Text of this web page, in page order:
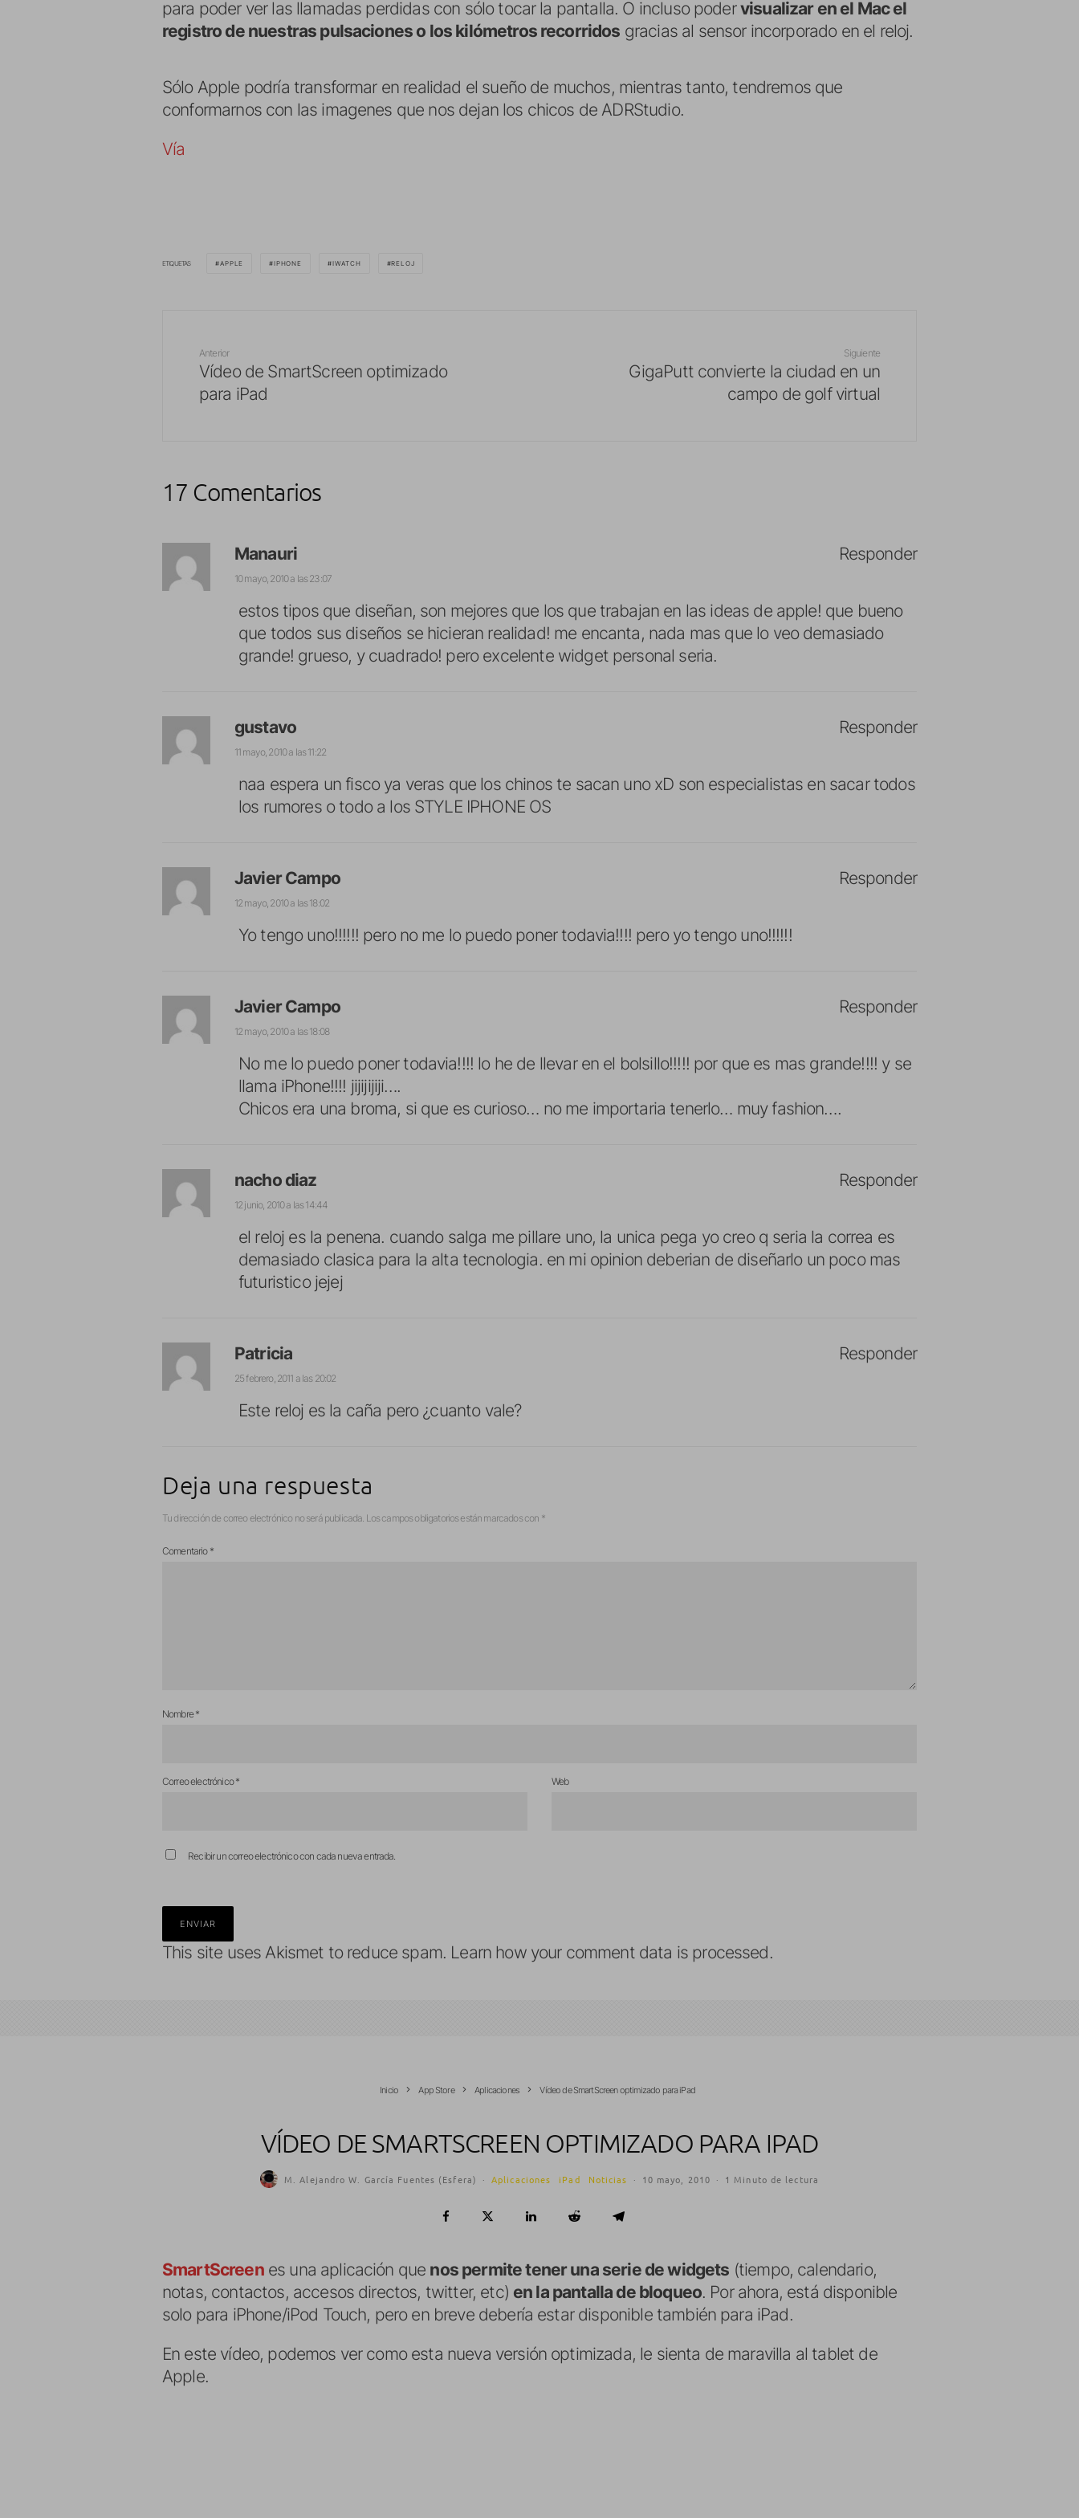
para poder ver las llamadas perdidas con sólo tocar la pantalla. O incluso podervisualizar en el Mac el
registro de nuestras pulsaciones o los kilómetros recorridos gracias al sensor incorporado en el reloj.
Sólo Apple podría transformar en realidad el sueño de muchos, mientras tanto, tendremos que
conformarnos con las imagenes que nos dejan los chicos de ADRStudio.
Vía
ETIQUETAS APPLE IPHONE IWATCH RELOJ
Anterior
Vídeo de SmartScreen optimizado
para iPad
Siguiente
GigaPutt convierte la ciudad en un
campo de golf virtual
17 Comentarios
Manauri
10 mayo, 2010 a las 23:07
estos tipos que diseñan, son mejores que los que trabajan en las ideas de apple! que bueno
que todos sus diseños se hicieran realidad! me encanta, nada mas que lo veo demasiado
grande! grueso, y cuadrado! pero excelente widget personal seria.
Responder
gustavo
11 mayo, 2010 a las 11:22
naa espera un fisco ya veras que los chinos te sacan uno xD son especialistas en sacar todos
los rumores o todo a los STYLE IPHONE OS
Responder
Javier Campo
12 mayo, 2010 a las 18:02
Yo tengo uno!!!!!! pero no me lo puedo poner todavia!!!! pero yo tengo uno!!!!!!
Responder
Javier Campo
12 mayo, 2010 a las 18:08
No me lo puedo poner todavia!!!! lo he de llevar en el bolsillo!!!!! por que es mas grande!!!! y se
llama iPhone!!!! jijijijiji….
Chicos era una broma, si que es curioso… no me importaria tenerlo… muy fashion….
Responder
nacho diaz
12 junio, 2010 a las 14:44
el reloj es la penena. cuando salga me pillare uno, la unica pega yo creo q seria la correa es
demasiado clasica para la alta tecnologia. en mi opinion deberian de diseñarlo un poco mas
futuristico jejej
Responder
Patricia
25 febrero, 2011 a las 20:02
Este reloj es la caña pero ¿cuanto vale?
Responder
Deja una respuesta
Tu dirección de correo electrónico no será publicada. Los campos obligatorios están marcados con *
Comentario *
Nombre*
Correo electrónico* Web
Recibir un correo electrónico con cada nueva entrada.
This site uses Akismet to reduce spam. Learn how your comment data is processed.
Inicio App Store Aplicaciones Vídeo de SmartScreen optimizado para iPad
VÍDEO DE SMARTSCREEN OPTIMIZADO PARA IPAD
M. Alejandro W. García Fuentes (Esfera) · Aplicaciones iPad Noticias · 10 mayo, 2010 · 1 Minuto de lectura
SmartScreenes una aplicación que nos permite tener una serie de widgets (tiempo, calendario,
notas, contactos, accesos directos, twitter, etc) en la pantalla de bloqueo. Por ahora, está disponible
solo para iPhone/iPod Touch, pero en breve debería estar disponible también para iPad.
En este vídeo, podemos ver como esta nueva versión optimizada, le sienta de maravilla al tablet de
Apple.